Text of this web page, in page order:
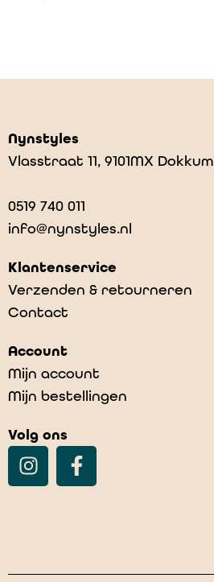
Nynstyles
Vlasstraat 11, 9101MX Dokkum
0519 740 011
info@nynstyles.nl
Klantenservice
Verzenden & retourneren
Contact
Account
Mijn account
Mijn bestellingen
Volg ons